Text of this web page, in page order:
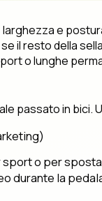
e
il resto della
o lunghe
passato in bici.
o per
durante la